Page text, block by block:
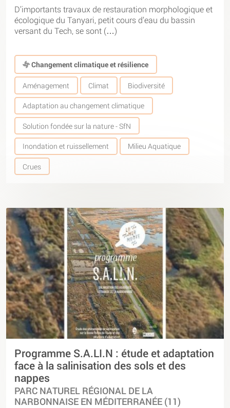
D’importants travaux de restauration morphologique et
écologique du Tanyari, petit cours d’eau du bassin
versant du Tech, se sont (…)
Changement climatique et résilience
Aménagement Climat Biodiversité
Adaptation au changement climatique
Solution fondée sur la nature - SfN
Inondation et ruissellement Milieu Aquatique
Crues
Programme S.A.LI.N : étude et adaptation
face à la salinisation des sols et des
nappes
PARC NATUREL RÉGIONAL DE LA
NARBONNAISE EN MÉDITERRANÉE (11)